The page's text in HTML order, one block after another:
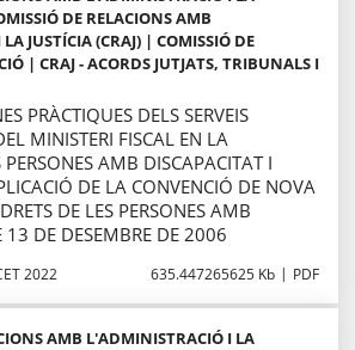
DE RELACIONS AMB
JUSTÍCIA (CRAJ) | COMISSIÓ DE
| CRAJ - ACORDS JUTJATS, TRIBUNALS I
PRÀCTIQUES DELS SERVEIS
MINISTERI FISCAL EN LA
PERSONES AMB DISCAPACITAT I
DE LA CONVENCIÓ DE NOVA
DE LES PERSONES AMB
13 DE DESEMBRE DE 2006
2022 635.447265625 Kb PDF
AMB L'ADMINISTRACIÓ I LA